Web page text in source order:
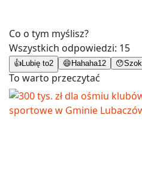
Co o tym myślisz?
Wszystkich odpowiedzi: 15
👍 Lubię to2 😄 Hahaha12 😯Szok
To warto przeczytać